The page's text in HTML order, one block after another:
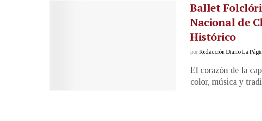
Ballet
Nacional de
Histórico
por Redacción Diario La
El corazón de la
color, música y